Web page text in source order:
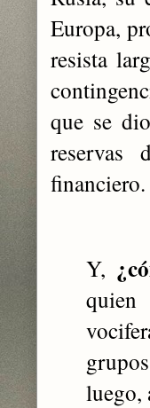
Europa,
resista
que se
reservas
financiero.
Y,
luego,